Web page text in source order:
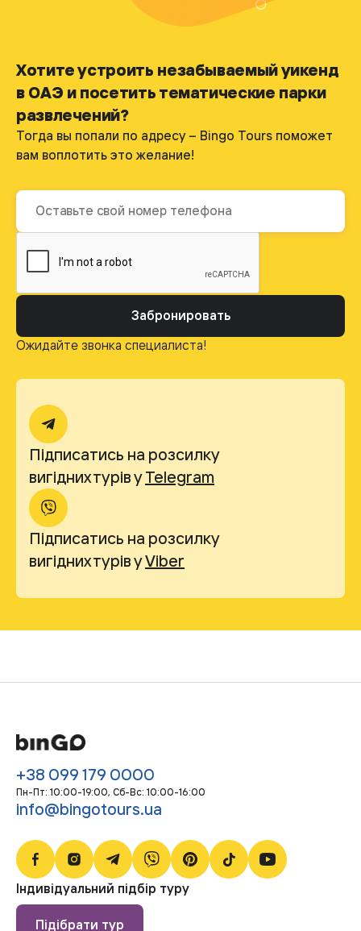
Хотите устроить незабываемый уикенд
в ОАЭ и посетить тематические парки
развлечений?
Тогда вы попали по адресу – Bingo Tours поможет
вам воплотить это желание!
Забронировать
Ожидайте звонка специалиста!
Підписатись на розсилку
вигідних турів уTelegram
Підписатись на розсилку
вигідних турів уViber
+38 099 179 0000
Пн-Пт: 10:00-19:00, Сб-Bc: 10:00-16:00
info@bingotours.ua
Індивідуальний підбір туру
Підібрати тур